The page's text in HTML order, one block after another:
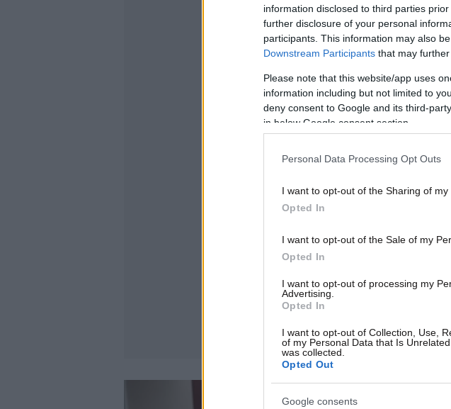
information disclosed to third parties
further disclosure of your personal
participants. This information may also
Downstream Participants that may
Please note that this website/app uses
information including but not limited to
deny consent to Google and its third-
in below Google consent section.
Personal Data Processing Opt Outs
I want to opt-out of the Sharing of my
Opted In
I want to opt-out of the Sale of my
Opted In
I want to opt-out of processing my
Advertising.
Opted In
I want to opt-out of Collection, Use,
of my Personal Data that Is
was collected.
Opted Out
Google consents